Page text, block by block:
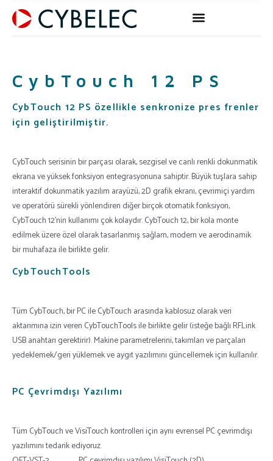
CybTouch 12 PS
CybTouch 12 PS özellikle senkronize pres frenler
için geliştirilmiştir.
CybTouch serisinin bir parçası olarak, sezgisel ve canlı renkli dokunmatik
ekrana ve yüksek fonksiyon entegrasyonuna sahiptir. Büyük tuşlara sahip
interaktif dokunmatik yazılım arayüzü, 2D grafik ekranı, çevrimiçi yardım
ve operatörü sürekli yönlendiren diğer birçok otomatik fonksiyon,
CybTouch 12’nin kullanımı çok kolaydır. CybTouch 12, bir kola monte
edilmek üzere özel olarak tasarlanmış sağlam, modern ve aerodinamik
bir muhafaza ile birlikte gelir.
CybTouchTools
Tüm CybTouch, bir PC ile CybTouch arasında kablosuz olarak veri
aktarımına izin veren CybTouchTools ile birlikte gelir (isteğe bağlı RFLink
USB anahtarı gerektirir). Makine parametrelerini, takımları ve parçaları
yedeklemek/geri yüklemek ve aygıt yazılımını güncellemek için kullanılır.
PC Çevrimdışı Yazılımı
Tüm CybTouch ve VisiTouch kontrolleri için aynı evrensel PC çevrimdışı
yazılımını tedarik ediyoruz.